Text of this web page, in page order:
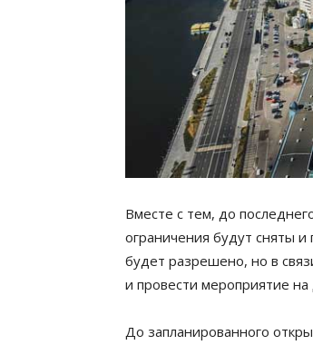
Вместе с тем, до
ограничения будут сняты
будет разрешено, но в
и провести мероприятие
До запланированного